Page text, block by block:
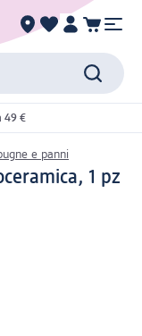
49 €
e panni
1 pz